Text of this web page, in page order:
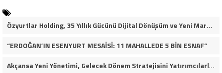
Özyurtlar Holding, 35 Yıllık Gücünü Dijital Dönüşüm ve Yeni Marka Stratejisiyle Geleceğe Taşıyor
“ERDOĞAN’IN ESENYURT MESAİSİ: 11 MAHALLEDE 5 BİN ESNAF”
Akçansa Yeni Yönetimi, Gelecek Dönem Stratejisini Yatırımcılarla Paylaştı